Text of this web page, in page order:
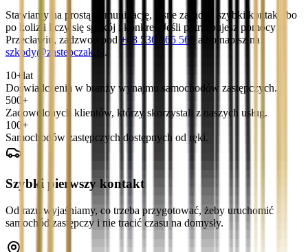
Stawiamy na prostą komunikację, jasne zasady i szybki kontakt, bo
po kolizji liczy się spokój i konkret. Jeśli potrzebujesz pomocy w
Przecławiu, zadzwoń pod +48 536 565 565
albo napisz na
szkody@zastepczak.pl .
10+ lat
Doświadczenia w branży wynajmu samochodów zastępczych.
500+
Zadowolonych klientów, którzy skorzystali z naszych usług.
100+
Samochodów zastępczych dostępnych od ręki.
Szybki pierwszy kontakt
Od razu wyjaśniamy, co trzeba przygotować, żeby uruchomić
samochód zastępczy i nie tracić czasu na domysły.